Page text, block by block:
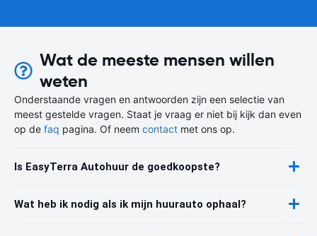
Wat de meeste mensen willen
weten
Onderstaande vragen en antwoorden zijn een selectie van
meest gestelde vragen. Staat je vraag er niet bij kijk dan even
op de faq pagina. Of neem contact met ons op.
Is EasyTerra Autohuur de goedkoopste?
Wat heb ik nodig als ik mijn huurauto ophaal?